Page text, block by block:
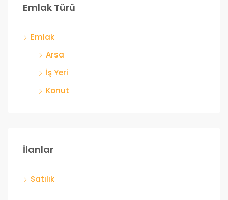
Emlak Türü
Emlak
Arsa
İş Yeri
Konut
İlanlar
Satılık